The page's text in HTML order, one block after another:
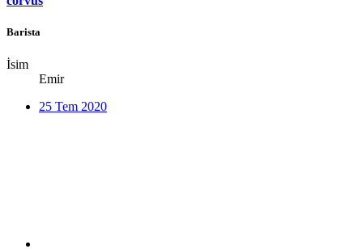
Barista
İsim
Emir
25 Tem 2020